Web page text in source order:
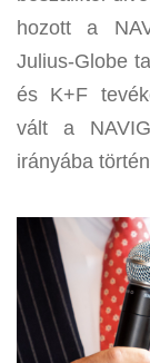
hozott a
Julius-Globe
és K+F
vált a
irányába